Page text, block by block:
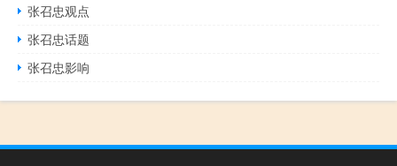
张召忠观点
张召忠话题
张召忠影响